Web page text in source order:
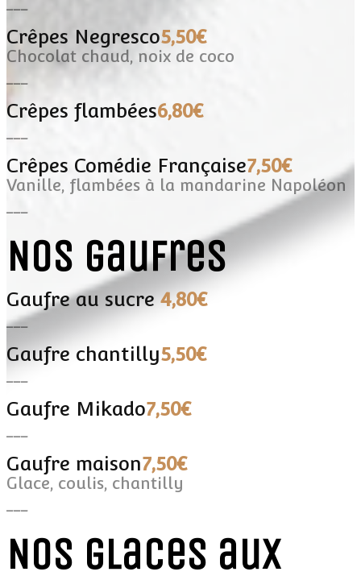
Crêpes Negresco5,50€
Chocolat chaud, noix de coco
Crêpes flambées6,80€
Crêpes Comédie Française7,50€
Vanille, flambées à la mandarine Napoléon
Nos gaufres
Gaufre au sucre4,80€
___
Gaufre chantilly5,50€
Gaufre Mikado7,50€
Gaufre maison7,50€
Glace, coulis, chantilly
Nos glaces aux